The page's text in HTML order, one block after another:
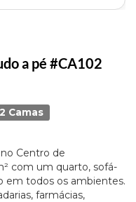
a pé #CA102
2 Camas
Centro de
com um quarto, sofá-
em todos os ambientes.
farmácias,